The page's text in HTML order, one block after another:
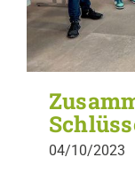
04/10/2023